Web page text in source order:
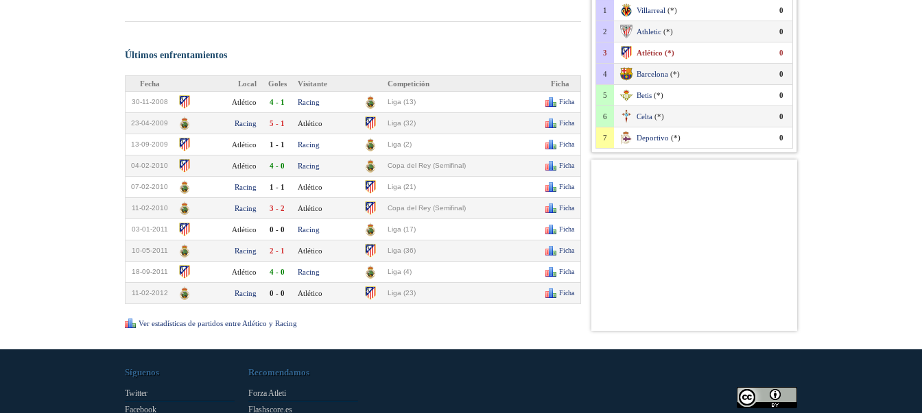
Últimos enfrentamientos
Fecha Local Goles Visitante Competición Ficha
30-11-2008 Atlético 4 - 1 Racing Liga (13) Ficha
23-04-2009 Racing 5 - 1 Atlético Liga (32) Ficha
13-09-2009 Atlético 1 - 1 Racing Liga (2) Ficha
04-02-2010 Atlético 4 - 0 Racing Copa del Rey (Semifinal) Ficha
07-02-2010 Racing 1 - 1 Atlético Liga (21) Ficha
11-02-2010 Racing 3 - 2 Atlético Copa del Rey (Semifinal) Ficha
03-01-2011 Atlético 0 - 0 Racing Liga (17) Ficha
10-05-2011 Racing 2 - 1 Atlético Liga (36) Ficha
18-09-2011 Atlético 4 - 0 Racing Liga (4) Ficha
11-02-2012 Racing 0 - 0 Atlético Liga (23) Ficha
Ver estadísticas de partidos entre Atlético y Racing
1 Villarreal (*) 0
2 Athletic (*) 0
3 Atlético (*) 0
4 Barcelona (*) 0
5 Betis (*) 0
6 Celta (*) 0
7 Deportivo (*) 0
Síguenos
Twitter
Facebook
Recomendamos
Forza Atleti
Flashscore.es